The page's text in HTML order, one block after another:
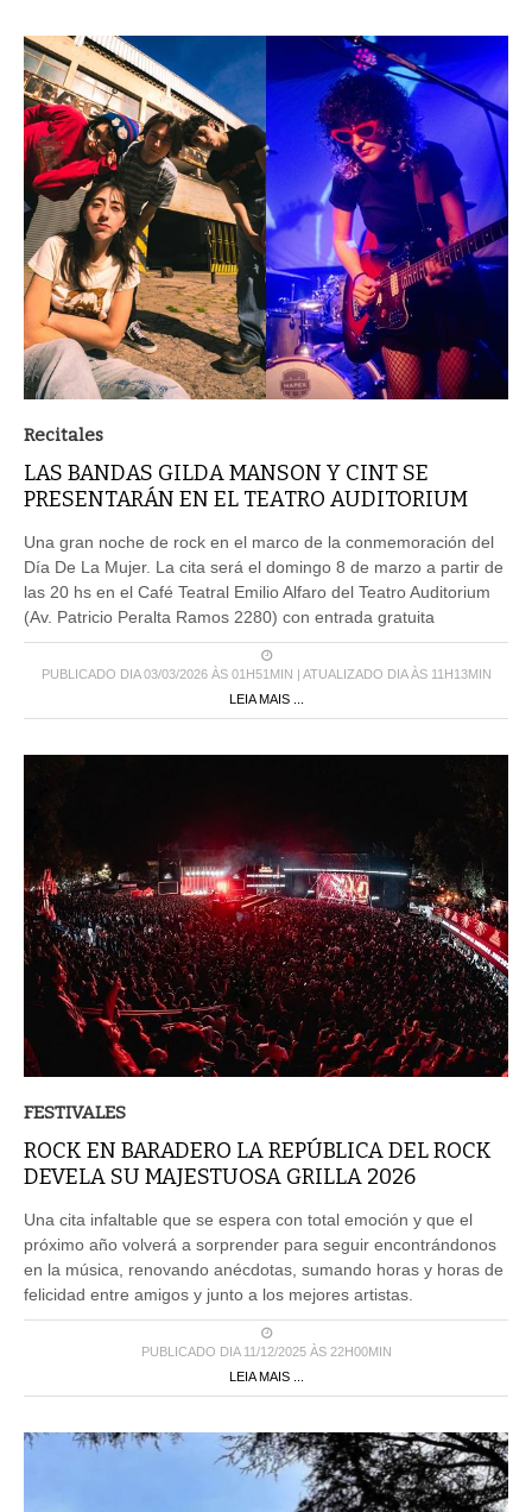
Recitales
LAS BANDAS GILDA MANSON Y CINT SE
PRESENTARÁN EN EL TEATRO AUDITORIUM
Una gran noche de rock en el marco de la conmemoración del
Día De La Mujer. La cita será el domingo 8 de marzo a partir de
las 20 hs en el Café Teatral Emilio Alfaro del Teatro Auditorium
(Av. Patricio Peralta Ramos 2280) con entrada gratuita
PUBLICADO DIA 03/03/2026 ÀS 01H51MIN | ATUALIZADO DIA ÀS 11H13MIN
LEIA MAIS ...
FESTIVALES
ROCK EN BARADERO LA REPÚBLICA DEL ROCK
DEVELA SU MAJESTUOSA GRILLA 2026
Una cita infaltable que se espera con total emoción y que el
próximo año volverá a sorprender para seguir encontrándonos
en la música, renovando anécdotas, sumando horas y horas de
felicidad entre amigos y junto a los mejores artistas.
PUBLICADO DIA 11/12/2025 ÀS 22H00MIN
LEIA MAIS ...